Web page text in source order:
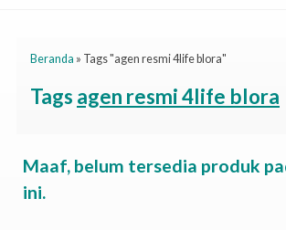
Beranda » Tags "agen resmi 4life blora"
Tags agen resmi 4life blora
Maaf, belum tersedia produk
ini.